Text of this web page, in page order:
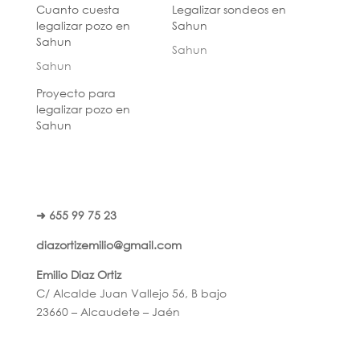
Cuanto cuesta
legalizar pozo en
Sahun
Sahun
Legalizar sondeos en
Sahun
Sahun
Proyecto para
legalizar pozo en
Sahun
➜ 655 99 75 23
diazortizemilio@gmail.com
Emilio Diaz Ortiz
C/ Alcalde Juan Vallejo 56, B bajo
23660 – Alcaudete – Jaén